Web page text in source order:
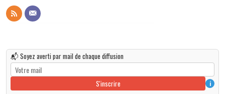
📬 Soyez averti par mail de chaque diffusion
S'inscrire i